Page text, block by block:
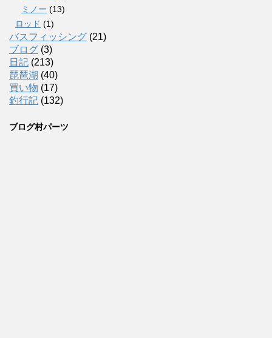
ミノー (13)
ロッド (1)
バスフィッシング (21)
ブログ (3)
日記 (213)
琵琶湖 (40)
買い物 (17)
釣行記 (132)
ブログ村パーツ